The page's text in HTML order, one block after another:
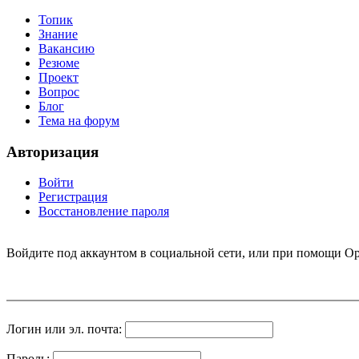
Топик
Знание
Вакансию
Резюме
Проект
Вопрос
Блог
Тема на форум
Авторизация
Войти
Регистрация
Восстановление пароля
Войдите под аккаунтом в социальной сети, или при помощи
Логин или эл. почта: